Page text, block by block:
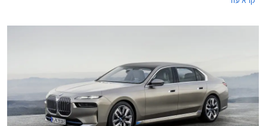
בגודל עצום עם מסגרת מוארת שגונב את ההצגה, ופנסי לד צרים מפוצלים
ומאחור מראה מינימליסטי עם יחידות תאורה צרות ופגוש גדול וחלק למדי. בכל